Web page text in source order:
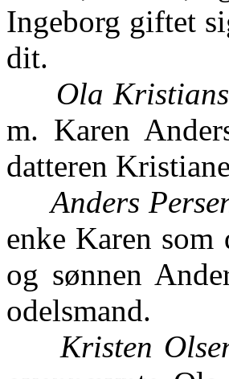
Ingeborg giftet
dit.
Ola
m. Karen
datteren
Anders
enke Karen som
og sønnen
odelsmand.
Kristen